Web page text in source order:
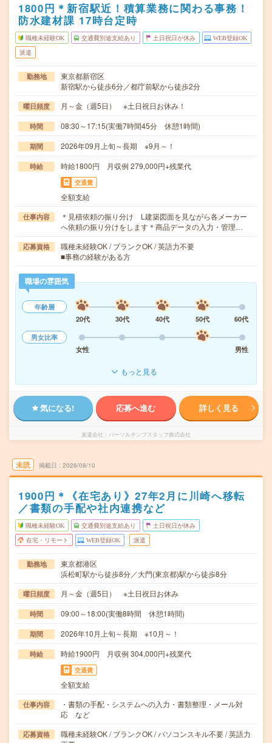
1800円＊新宿駅近！積算業務に関わる事務！
防水建材課 17時台定時
職種未経験OK 交通費別途支給あり 土日祝日が休み WEB登録OK
派遣
勤務地
東京都新宿区
新宿駅から徒歩6分／都庁前駅から徒歩2分
曜日頻度 月～金（週5日） ※土日祝日お休み！
時間 08:30～17:15(実働7時間45分 休憩1時間)
期間 2026年09月上旬～長期 ※9月～！
時給 時給1800円 月収例 279,000円+残業代
交通費
全額支給
仕事内容
＊見積依頼の振り分け L建築図面を見ながら各メーカー
へ依頼の振り分けをします＊商品データの入力・管理…
応募資格
職種未経験OK / ブランクOK / 英語力不要
■事務の経験がある方
職場の雰囲気
年齢層
20代
30代 40代 50代
60代
男女比率
女性
男性
もっと見る
気になる! 応募へ進む 詳しく見る
派遣会社 パーソルテンプスタッフ株式会社
未読 掲載日 2026/08/10
1900円＊《在宅あり》27年2月に川崎へ移転
／書類の手配や社内連携など
職種未経験OK 交通費別途支給あり 土日祝日が休み
在宅・リモート WEB登録OK 派遣
勤務地
東京都港区
浜松町駅から徒歩8分／大門(東京都)駅から徒歩8分
曜日頻度 月～金（週5日） ※土日祝日お休み
時間 09:00～18:00(実働8時間 休憩1時間)
期間 2026年10月上旬～長期 ※10月～！
時給 時給1900円 月収例 304,000円+残業代
交通費
全額支給
仕事内容
・書類の手配・システムへの入力・書類整理・メール対
応 など
応募資格
職種未経験OK / ブランクOK / パソコンスキル不要 / 英語力